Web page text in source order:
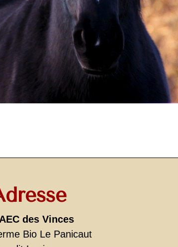
des Vinces
Bio Le Panicaut